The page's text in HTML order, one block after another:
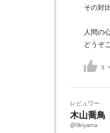
その対
人間の
どうぞ
3
レビュワー
木山喬鳥
@0kiyama